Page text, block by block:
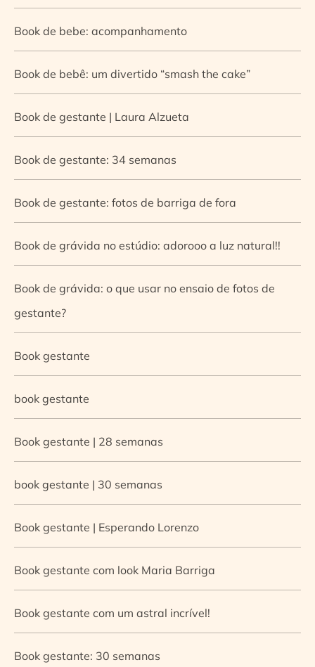
Book de bebe: acompanhamento
Book de bebê: um divertido “smash the cake”
Book de gestante | Laura Alzueta
Book de gestante: 34 semanas
Book de gestante: fotos de barriga de fora
Book de grávida no estúdio: adorooo a luz natural!!
Book de grávida: o que usar no ensaio de fotos de
gestante?
Book gestante
book gestante
Book gestante | 28 semanas
book gestante | 30 semanas
Book gestante | Esperando Lorenzo
Book gestante com look Maria Barriga
Book gestante com um astral incrível!
Book gestante: 30 semanas